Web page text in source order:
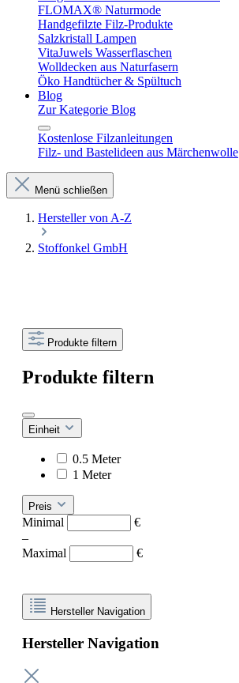
FLOMAX® Naturmode
Handgefilzte Filz-Produkte
Salzkristall Lampen
VitaJuwels Wasserflaschen
Wolldecken aus Naturfasern
Öko Handtücher & Spültuch
Blog
Zur Kategorie Blog
Kostenlose Filzanleitungen
Filz- und Bastelideen aus Märchenwolle
Menü schließen
Hersteller von A-Z
Stoffonkel GmbH
Produkte filtern
Produkte filtern
Einheit
0.5 Meter
1 Meter
Preis
Minimal
€
–
Maximal
€
Hersteller Navigation
Hersteller Navigation